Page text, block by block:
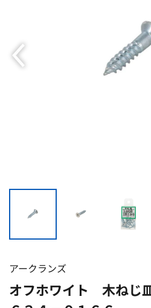
アークランズ
オフホワイト 木ね